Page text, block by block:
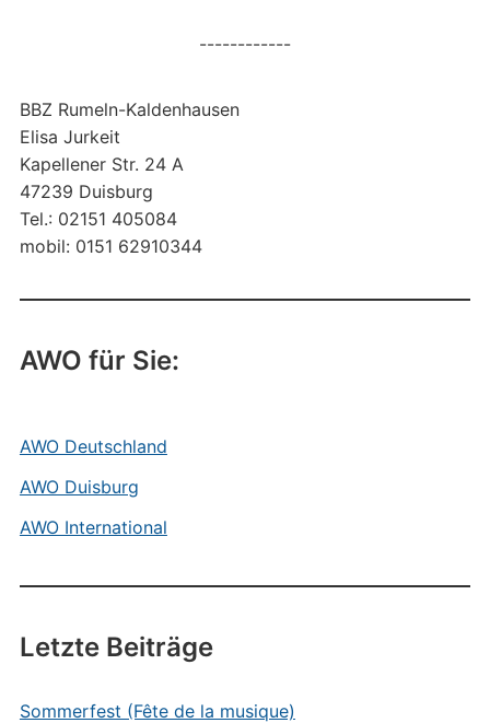
------------
BBZ Rumeln-Kaldenhausen
Elisa Jurkeit
Kapellener Str. 24 A
47239 Duisburg
Tel.: 02151 405084
mobil: 0151 62910344
AWO für Sie:
AWO Deutschland
AWO Duisburg
AWO International
Letzte Beiträge
Sommerfest (Fête de la musique)